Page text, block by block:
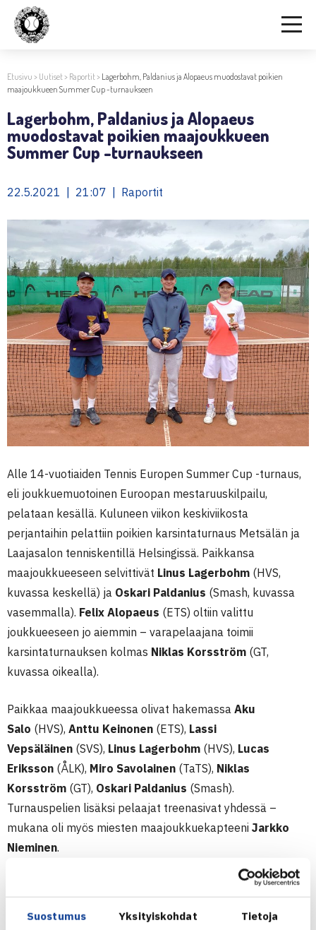
Suostumus Yksityiskohdat Tietoja
Etusivu > Uutiset> Raportit> Lagerbohm, Paldanius ja Alopaeus muodostavat poikien
maajoukkueen Summer Cup -turnaukseen
Lagerbohm, Paldanius ja Alopaeus
muodostavat poikien maajoukkueen
Summer Cup -turnaukseen
22.5.2021 | 21:07 | Raportit
Alle 14-vuotiaiden Tennis Europen Summer Cup -turnaus,
eli joukkuemuotoinen Euroopan mestaruuskilpailu,
pelataan kesällä. Kuluneen viikon keskiviikosta
perjantaihin pelattiin poikien karsintaturnaus Metsälän ja
Laajasalon tenniskentillä Helsingissä. Paikkansa
maajoukkueeseen selvittivät Linus Lagerbohm (HVS,
kuvassa keskellä) ja Oskari Paldanius (Smash, kuvassa
vasemmalla). Felix Alopaeus (ETS) oltiin valittu
joukkueeseen jo aiemmin – varapelaajana toimii
karsintaturnauksen kolmas Niklas Korsström (GT,
kuvassa oikealla).
Paikkaa maajoukkueessa olivat hakemassa Aku
Salo (HVS), Anttu Keinonen (ETS), Lassi
Vepsäläinen (SVS), Linus Lagerbohm (HVS), Lucas
Eriksson (ÅLK), Miro Savolainen (TaTS), Niklas
Korsström (GT), Oskari Paldanius (Smash).
Turnauspelien lisäksi pelaajat treenasivat yhdessä –
mukana oli myös miesten maajoukkuekapteeni Jarkko
Nieminen.